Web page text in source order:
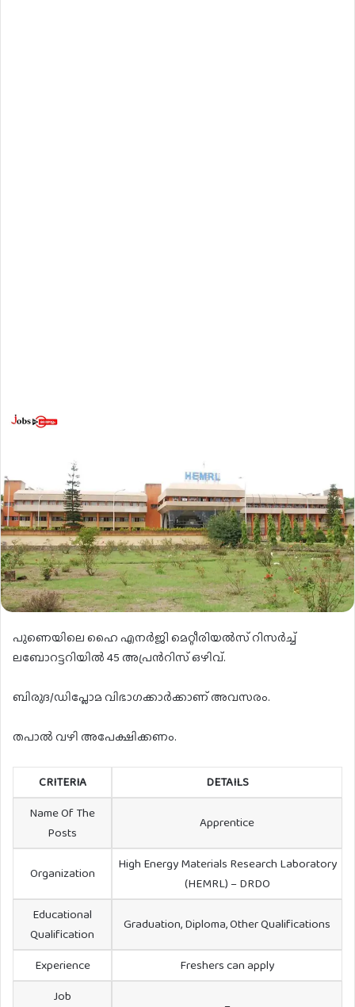
പുണെയിലെ ഹൈ എനർജി മെറ്റീരിയൽസ് റിസർച്ച്
ലബോറട്ടറിയിൽ 45 അപ്രൻറിസ് ഒഴിവ്.
ബിരുദ/ഡിപ്ലോമ വിഭാഗക്കാർക്കാണ് അവസരം.
തപാൽ വഴി അപേക്ഷിക്കണം.
CRITERIA
DETAILS
Name Of The
Posts
Apprentice
Organization
High Energy Materials Research Laboratory
(HEMRL) – DRDO
Educational
Qualification
Graduation, Diploma, Other Qualifications
Experience
Freshers can apply
Job